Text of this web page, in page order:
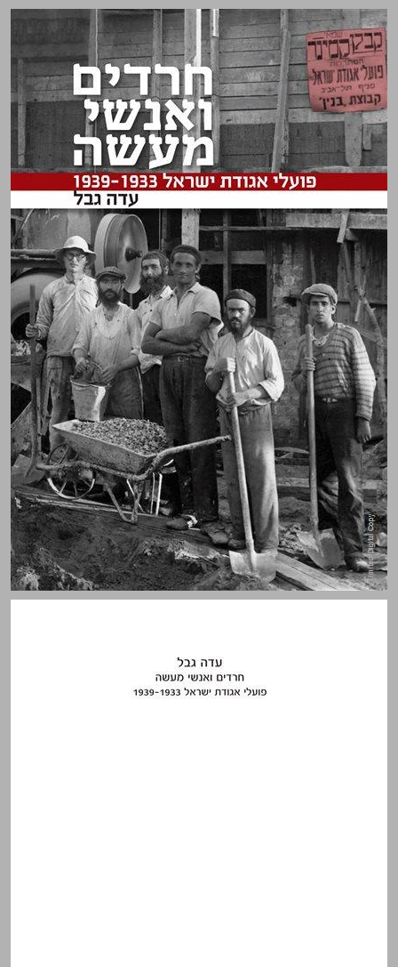
חרדים ואנשי מעשה ... 0